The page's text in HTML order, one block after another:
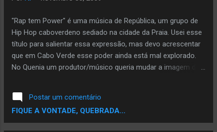
"Rap tem Power" é uma música de República, um grupo de
Hip Hop caboverdeno sediado na cidade da Praia. Usei esse
título para salientar essa expressão, mas devo acrescentar
que em Cabo Verde esse poder ainda está mal explorado.
No Quenia um produtor/músico queria mudar a imagem de
fome, doença. África é mais do que isso, África mudou.
Para relançar a imagem urbana de África, pouco explorada
nos media internacionais e locais, e realçar os aspectos
Postar um comentário
FIQUE A VONTADE, QUEBRADA...